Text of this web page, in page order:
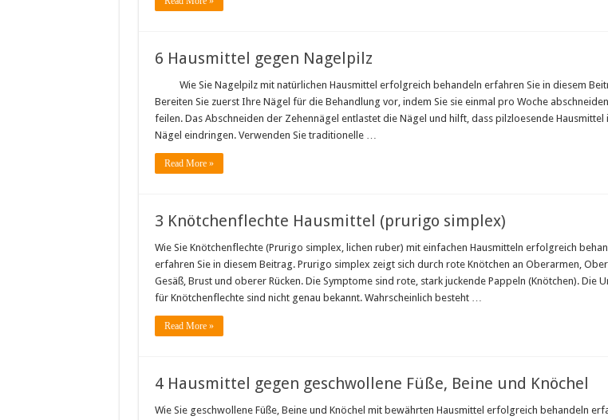
6 Hausmittel gegen Nagelpilz
Wie Sie Nagelpilz mit natürlichen Hausmittel erfolgreich behandeln erfahren Sie in diesem
Bereiten Sie zuerst Ihre Nägel für die Behandlung vor, indem Sie sie einmal pro Woche
feilen. Das Abschneiden der Zehennägel entlastet die Nägel und hilft, dass pilzloesende Hausmittel
Nägel eindringen. Verwenden Sie traditionelle …
Read More »
3 Knötchenflechte Hausmittel (prurigo simplex)
Wie Sie Knötchenflechte (Prurigo simplex, lichen ruber) mit einfachen Hausmitteln erfolgreich
erfahren Sie in diesem Beitrag. Prurigo simplex zeigt sich durch rote Knötchen an Oberarmen,
Gesäß, Brust und oberer Rücken. Die Symptome sind rote, stark juckende Pappeln (Knötchen). Die
für Knötchenflechte sind nicht genau bekannt. Wahrscheinlich besteht …
Read More »
4 Hausmittel gegen geschwollene Füße, Beine und Knöchel
Wie Sie geschwollene Füße, Beine und Knöchel mit bewährten Hausmittel erfolgreich behandeln